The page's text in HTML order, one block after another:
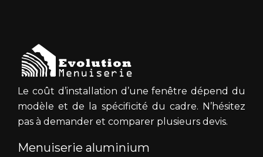
Le coût d’installation d’une fenêtre dépend du
modèle et de la spécificité du cadre. N’hésitez
pas à demander et comparer plusieurs devis.
Menuiserie aluminium